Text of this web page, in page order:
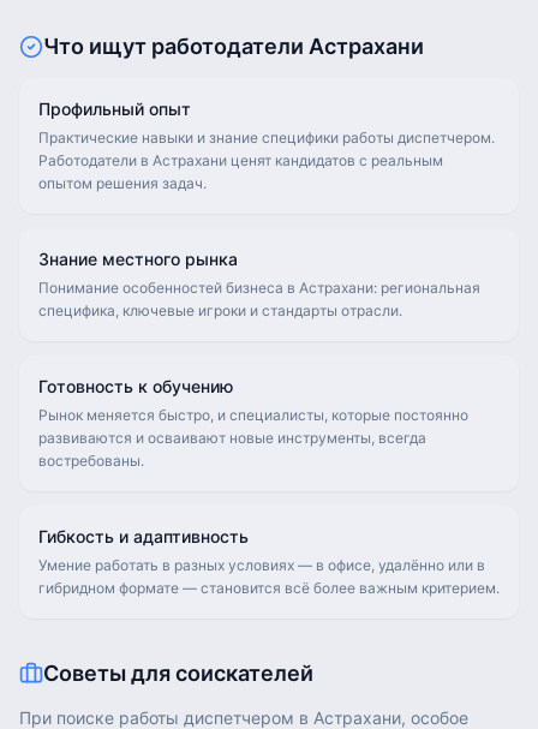
Что ищут работодатели Астрахани
Профильный опыт
Практические навыки и знание специфики работы диспетчером.
Работодатели в Астрахани ценят кандидатов с реальным
опытом решения задач.
Знание местного рынка
Понимание особенностей бизнеса в Астрахани: региональная
специфика, ключевые игроки и стандарты отрасли.
Готовность к обучению
Рынок меняется быстро, и специалисты, которые постоянно
развиваются и осваивают новые инструменты, всегда
востребованы.
Гибкость и адаптивность
Умение работать в разных условиях — в офисе, удалённо или в
гибридном формате — становится всё более важным критерием.
Советы для соискателей
При поиске работы диспетчером в Астрахани, особое